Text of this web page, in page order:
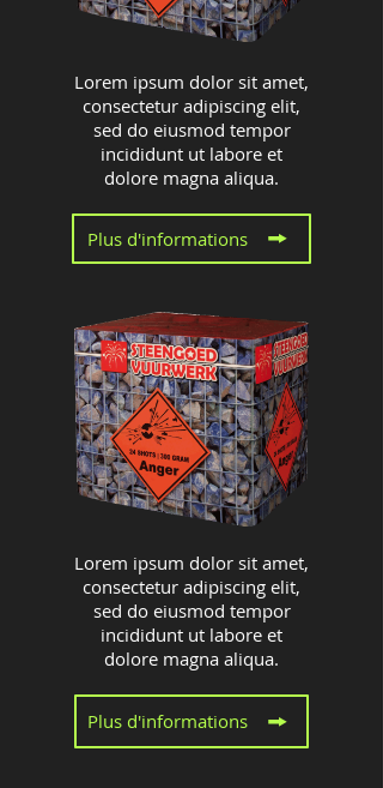
Lorem ipsum dolor sit amet,
consectetur adipiscing elit,
sed do eiusmod tempor
incididunt ut labore et
dolore magna aliqua.
Plus d'informations
Lorem ipsum dolor sit amet,
consectetur adipiscing elit,
sed do eiusmod tempor
incididunt ut labore et
dolore magna aliqua.
Plus d'informations